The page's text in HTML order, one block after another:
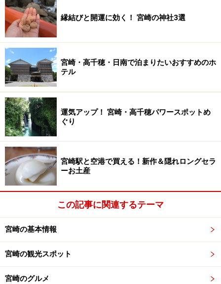
■鵜戸神宮
住所：宮崎県日南市大字宮浦3232番地
参拝時間：4月～9月 6時～19時／10月～3月 7時～18
時
地図：Yahoo!地図情報
HP：http://www.btvm.ne.jp/~udojingu/0987-29-1001
※記事内容は執筆時点のものです。最新の内容をご確認くださ
い。
縁結びと開運に効く！ 宮崎の神社3選
宮崎・高千穂・日南で泊まりたいおすすめのホ
テル
運気アップ！ 宮崎・高千穂パワースポットめ
ぐり
宮崎駅と空港で買える！新作＆隠れロングセラ
ーお土産
この記事に関連するテーマ
宮崎の基本情報
宮崎の観光スポット
宮崎のグルメ